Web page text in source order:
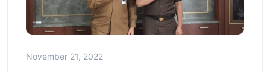
November 21, 2022